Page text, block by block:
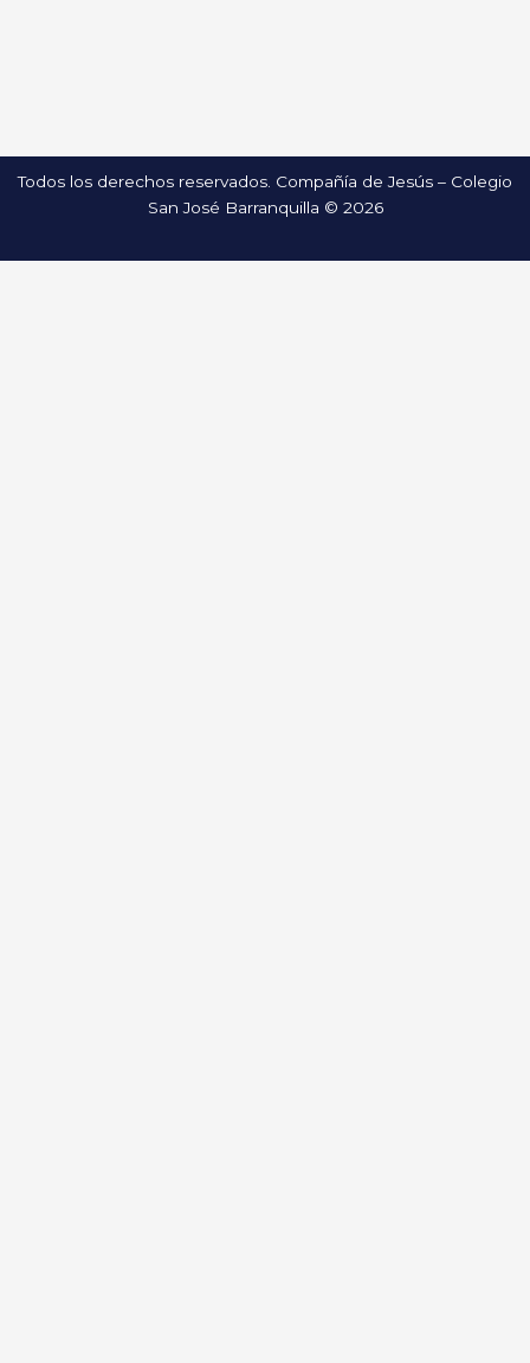
Todos los derechos reservados. Compañía de Jesús – Colegio
San José Barranquilla © 2026